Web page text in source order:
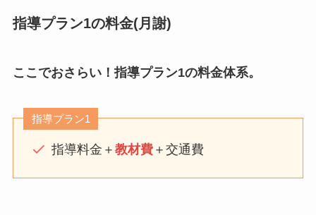
指導プラン1の料金(月謝)
ここでおさらい！指導プラン1の料金体系。
指導プラン1
指導料金＋ 教材費＋交通費